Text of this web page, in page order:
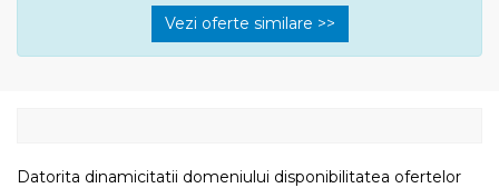
Vezi oferte similare >>
Datorita dinamicitatii domeniului disponibilitatea ofertelor